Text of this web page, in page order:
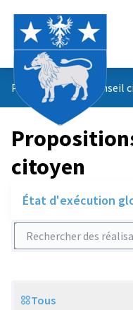
Propositions du conseil
citoyen
État d'exécution
Rechercher des
Scope
Tous